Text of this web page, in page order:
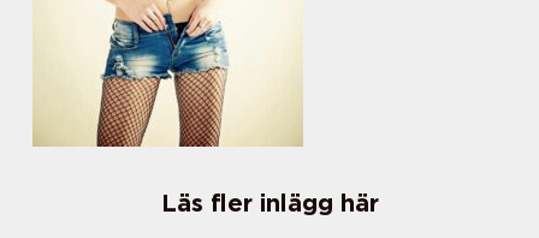
Läs fler inlägg här